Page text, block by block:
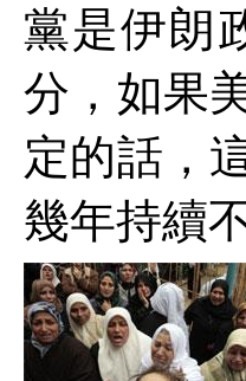
黨是伊朗
分，如果
定的話，
幾年持續